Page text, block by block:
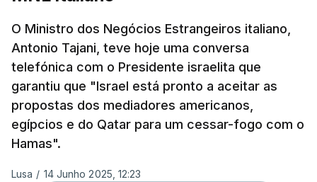
O Ministro dos Negócios Estrangeiros italiano,
Antonio Tajani, teve hoje uma conversa
telefónica com o Presidente israelita que
garantiu que "Israel está pronto a aceitar as
propostas dos mediadores americanos,
egípcios e do Qatar para um cessar-fogo com o
Hamas".
Lusa / 14 Junho 2025, 12:23